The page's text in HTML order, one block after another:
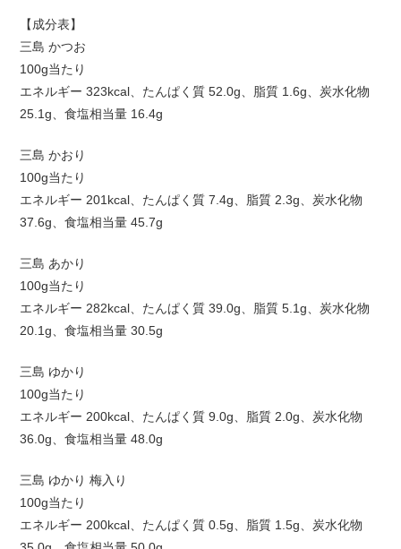
【成分表】
三島 かつお
100g当たり
エネルギー 323kcal、たんぱく質 52.0g、脂質 1.6g、炭水化物
25.1g、食塩相当量 16.4g
三島 かおり
100g当たり
エネルギー 201kcal、たんぱく質 7.4g、脂質 2.3g、炭水化物
37.6g、食塩相当量 45.7g
三島 あかり
100g当たり
エネルギー 282kcal、たんぱく質 39.0g、脂質 5.1g、炭水化物
20.1g、食塩相当量 30.5g
三島 ゆかり
100g当たり
エネルギー 200kcal、たんぱく質 9.0g、脂質 2.0g、炭水化物
36.0g、食塩相当量 48.0g
三島 ゆかり 梅入り
100g当たり
エネルギー 200kcal、たんぱく質 0.5g、脂質 1.5g、炭水化物